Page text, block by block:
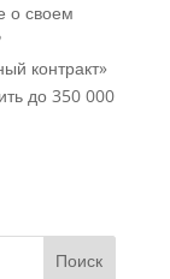
о своем
контракт»
до 350 000